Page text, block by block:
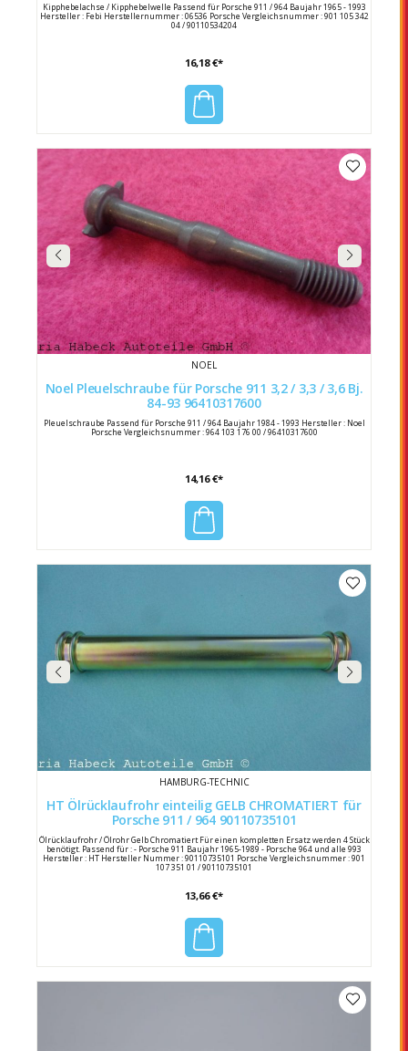
Kipphebelachse / Kipphebelwelle Passend für Porsche 911 / 964 Baujahr 1965 - 1993
Hersteller : Febi Herstellernummer : 06536 Porsche Vergleichsnummer : 901 105 342
04 / 90110534204
16,18 €*
NOEL
Noel Pleuelschraube für Porsche 911 3,2 / 3,3 / 3,6 Bj.
84-93 96410317600
Pleuelschraube Passend für Porsche 911 / 964 Baujahr 1984 - 1993 Hersteller : Noel
Porsche Vergleichsnummer : 964 103 176 00 / 96410317600
14,16 €*
HAMBURG-TECHNIC
HT Ölrücklaufrohr einteilig GELB CHROMATIERT für
Porsche 911 / 964 90110735101
Ölrücklaufrohr / Ölrohr Gelb Chromatiert Für einen kompletten Ersatz werden 4 Stück
benötigt. Passend für : - Porsche 911 Baujahr 1965-1989 - Porsche 964 und alle 993
Hersteller : HT Hersteller Nummer : 90110735101 Porsche Vergleichsnummer : 901
107 351 01 / 90110735101
13,66 €*